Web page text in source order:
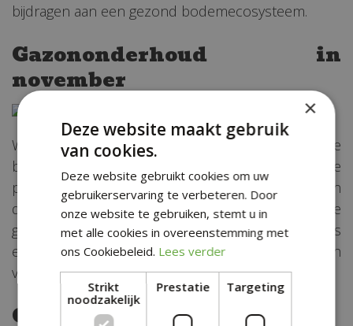
bijdragen aan een gezond bodemecosysteem.
Gazononderhoud in
november
Wat betreft je gazon, overweeg om het te
beluchten. Door kleine gaatjes in de grasmat te
prikken, bevorder je de lucht- en watercirculatie in
de bodem, wat essentieel is voor een gezonde
grasgroei. Daarnaast kan het verwijderen van mos
en dood plantmateriaal helpen bij het voorkomen
van schimmelziekten.
Geniet van de herfst
×
Deze website maakt gebruik
van cookies.
Deze website gebruikt cookies om uw
gebruikerservaring te verbeteren. Door
onze website te gebruiken, stemt u in
met alle cookies in overeenstemming met
ons Cookiebeleid. Lees verder
Strikt
noodzakelijk
Prestatie Targeting